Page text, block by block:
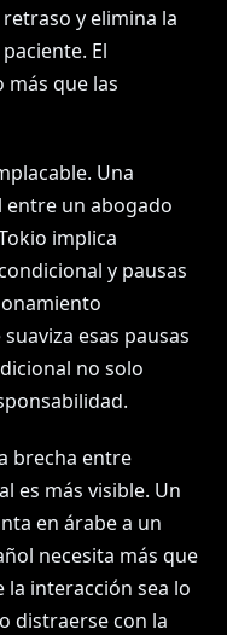
y elimina la
El
que las
Una
entre un abogado
implica
y pausas
esas pausas
no solo
brecha entre
es más visible. Un
en árabe a un
necesita más que
la interacción sea lo
distraerse con la